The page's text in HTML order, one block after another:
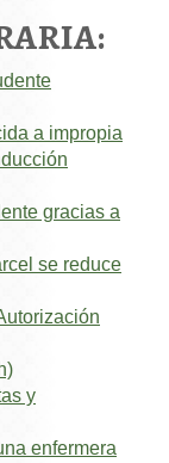
a impropia
gracias a
se reduce
y
enfermera